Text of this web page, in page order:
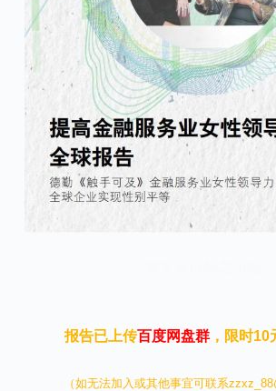
报告已上传百度网盘群，限时10
（如无法加入或其他事宜可联系